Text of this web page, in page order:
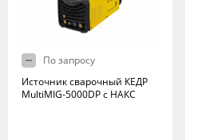
По запросу
Источник сварочный КЕДР
MultiMIG-5000DP с НАКС